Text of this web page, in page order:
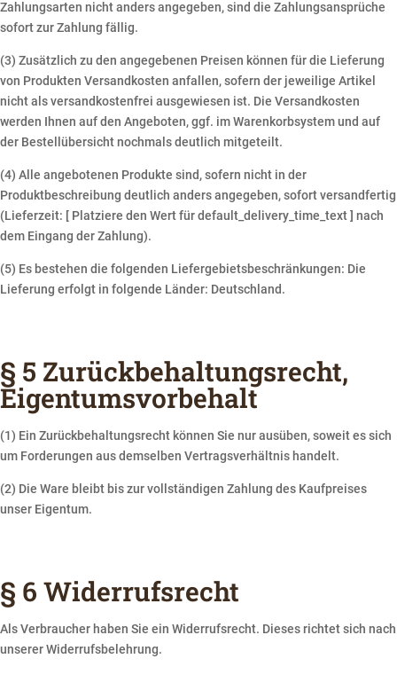
Zahlungsarten nicht anders angegeben, sind die Zahlungsansprüche
sofort zur Zahlung fällig.
(3) Zusätzlich zu den angegebenen Preisen können für die Lieferung
von Produkten Versandkosten anfallen, sofern der jeweilige Artikel
nicht als versandkostenfrei ausgewiesen ist. Die Versandkosten
werden Ihnen auf den Angeboten, ggf. im Warenkorbsystem und auf
der Bestellübersicht nochmals deutlich mitgeteilt.
(4) Alle angebotenen Produkte sind, sofern nicht in der
Produktbeschreibung deutlich anders angegeben, sofort versandfertig
(Lieferzeit: [ Platziere den Wert für default_delivery_time_text ] nach
dem Eingang der Zahlung).
(5) Es bestehen die folgenden Liefergebietsbeschränkungen: Die
Lieferung erfolgt in folgende Länder: Deutschland.
§ 5 Zurückbehaltungsrecht,
Eigentumsvorbehalt
(1) Ein Zurückbehaltungsrecht können Sie nur ausüben, soweit es sich
um Forderungen aus demselben Vertragsverhältnis handelt.
(2) Die Ware bleibt bis zur vollständigen Zahlung des Kaufpreises
unser Eigentum.
§ 6 Widerrufsrecht
Als Verbraucher haben Sie ein Widerrufsrecht. Dieses richtet sich nach
unserer Widerrufsbelehrung.